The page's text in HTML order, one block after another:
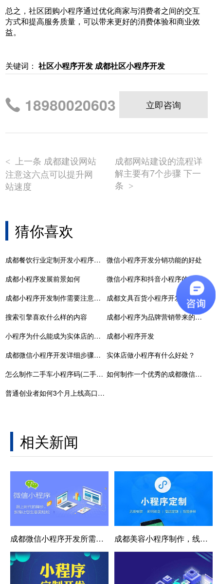
总之，社区团购小程序通过优化商家与消费者之间的交互
方式和提高服务质量，可以带来更好的消费体验和商业效
益。
关键词：社区小程序开发成都社区小程序开发
18980020603 立即咨询
<
上一条 成都建设网站
注意这六点可以提升网
站速度
成都网站建设的流程详
解主要有7个步骤 下一
条 >
猜你喜欢
成都餐饮行业定制开发小程序有什么优势？
微信小程序开发分销功能的好处
成都小程序发展前景如何
微信小程序和抖音小程序的有哪些不同？
成都小程序开发制作需要注意哪些？
成都文具百货小程序开发
搜索引擎喜欢什么样的内容
成都小程序为品牌营销带来的三大机会
小程序为什么能成为实体店的引流神器
成都小程序开发
成都微信小程序开发详细步骤（小程序开发流程）
实体店做小程序有什么好处？
怎么制作二手车小程序码(二手车小程序码制作详解)
如何制作一个优秀的成都微信小程序呢？
普通创业者如何3个月上线高口碑家政小程序？
相关新闻
成都微信小程序开发所需的技术支持：从开发到维护 成都美容小程序制作，线上引流新渠道